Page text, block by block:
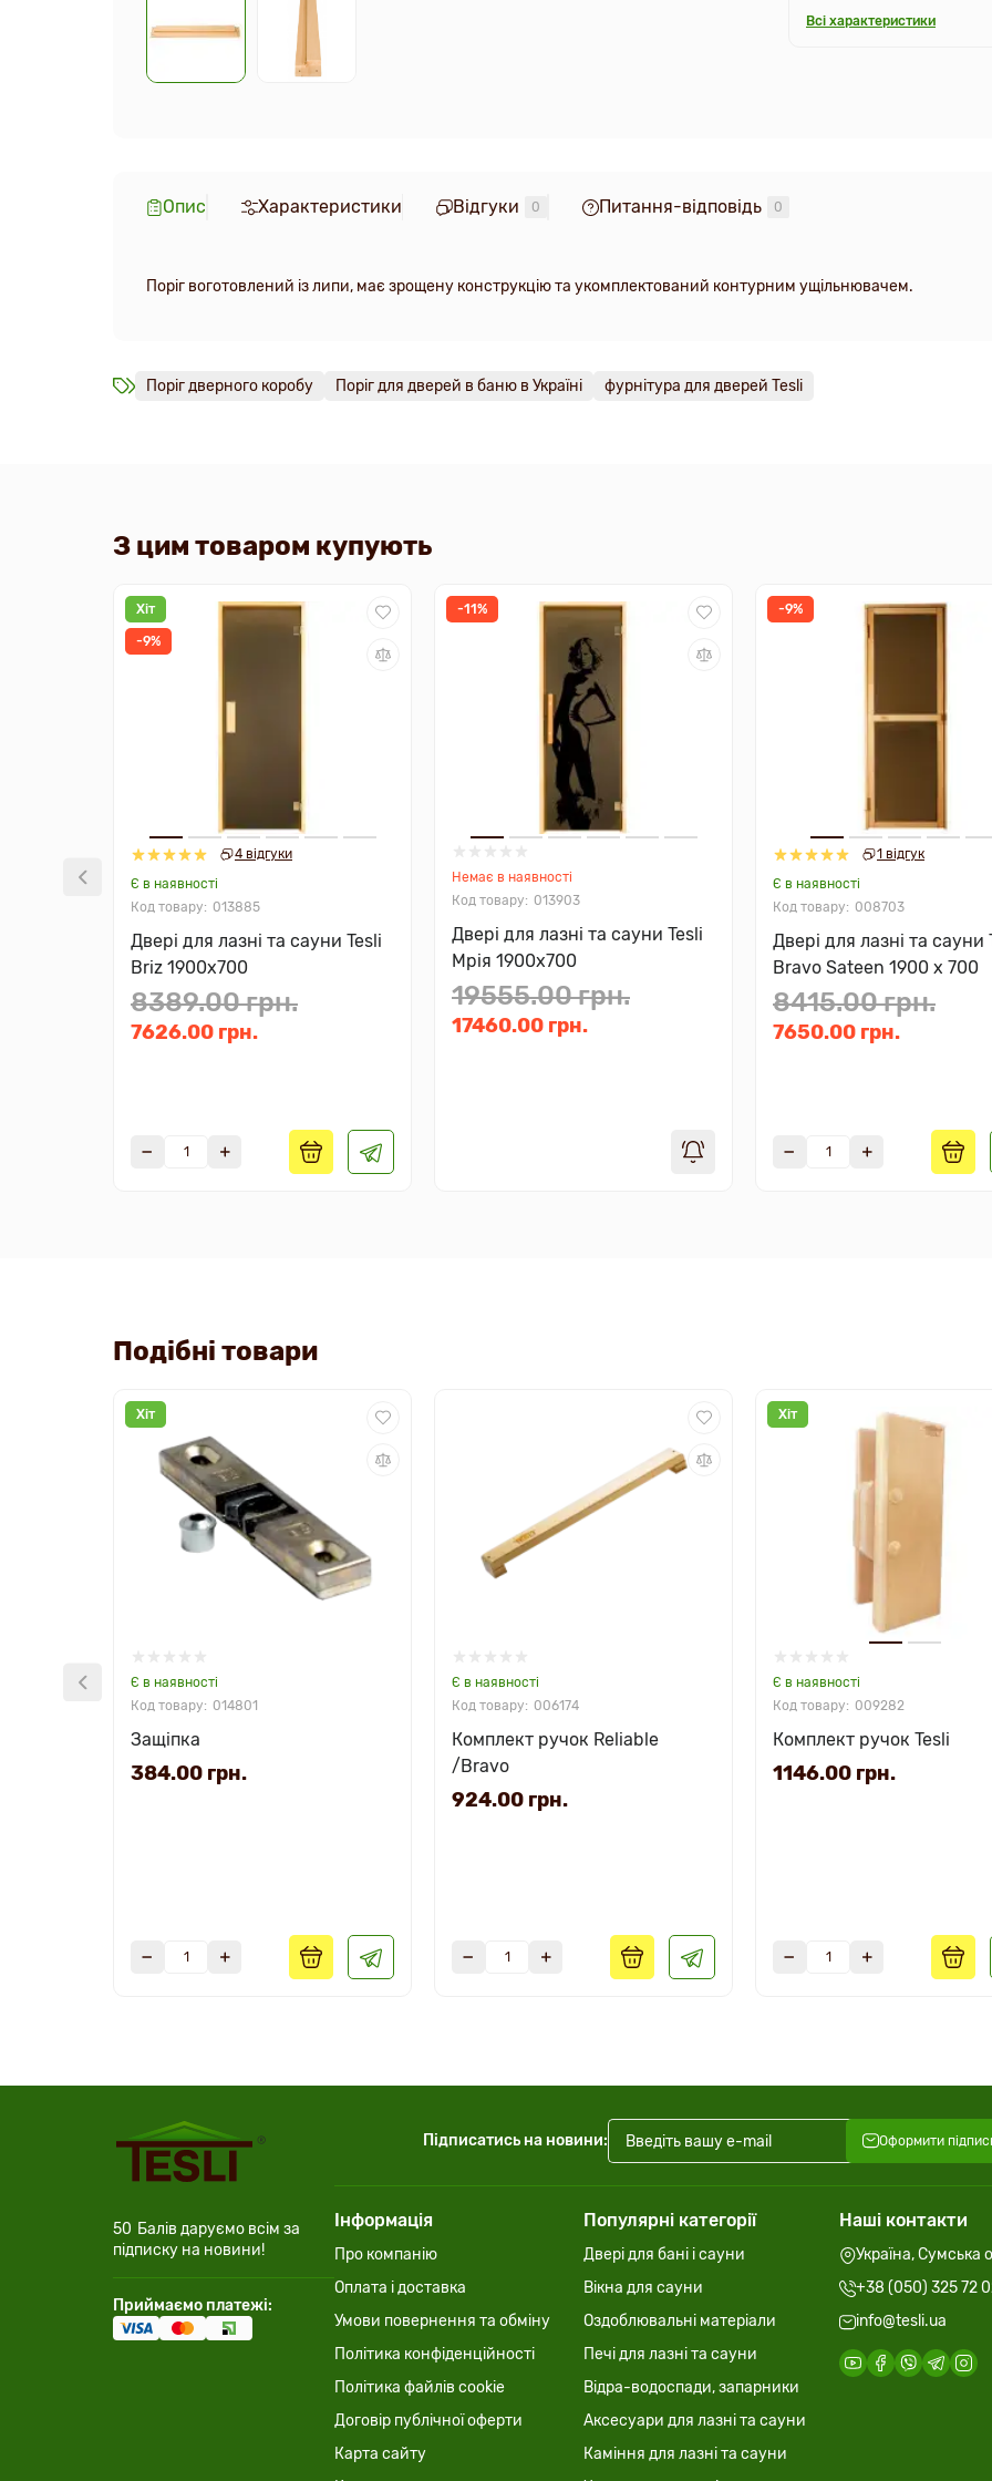
Всі характеристики
Опис Характеристики Відгуки 0 Питання-відповідь 0
Поріг воготовлений із липи, має зрощену конструкцію та укомплектований контурним ущільнювачем.
Поріг дверного коробу Поріг для дверей в баню в Україні фурнітура для дверей Tesli
З цим товаром купують
Хіт
-9%
4 відгуки
Є в наявності
013885
Двері для лазні та сауни Tesli
Briz 1900х700
8389.00 грн.
7626.00 грн.
-11%
Немає в наявності
013903
Двері для лазні та сауни Tesli
Мрія 1900х700
19555.00 грн.
17460.00 грн.
-9%
1 відгук
Є в наявності
008703
Двері для лазні та сауни
Bravo Sateen 1900 х 700
8415.00 грн.
7650.00 грн.
Подібні товари
Хіт
Є в наявності
014801
Защіпка
384.00 грн.
Є в наявності
006174
Комплект ручок Reliable
/Bravo
924.00 грн.
Хіт
Є в наявності
009282
Комплект ручок Tesli
1146.00 грн.
50 Балів даруємо всім за
підписку на новини!
Приймаємо платежі:
Підписатись на новини: Оформити
Інформація
Про компанію
Оплата і доставка
Умови повернення та обміну
Політика конфіденційності
Політика файлів cookie
Договір публічної оферти
Карта сайту
Популярні категорії
Двері для бані і сауни
Вікна для сауни
Оздоблювальні матеріали
Печі для лазні та сауни
Відра-водоспади, запарники
Аксесуари для лазні та сауни
Каміння для лазні та сауни
Наші контакти
Україна, Сумська
+38 (050) 325 72
info@tesli.ua